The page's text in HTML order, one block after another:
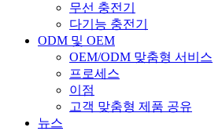
무선 충전기
다기능 충전기
ODM 및 OEM
OEM/ODM 맞춤형 서비스
프로세스
이점
고객 맞춤형 제품 공유
뉴스